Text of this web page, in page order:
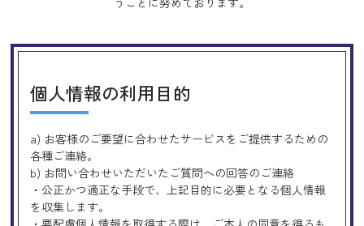
個人情報の利用目的
a) お客様のご要望に合わせたサービスをご提供するための
各種ご連絡。
b) お問い合わせいただいたご質問への回答のご連絡
・公正かつ適正な手段で、上記目的に必要となる個人情報
を収集します。